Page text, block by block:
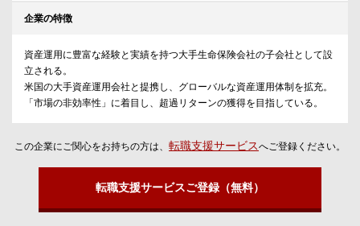
企業の特徴
資産運用に豊富な経験と実績を持つ大手生命保険会社の子会社として設
立される。
米国の大手資産運用会社と提携し、グローバルな資産運用体制を拡充。
「市場の非効率性」に着目し、超過リターンの獲得を目指している。
この企業にご関心をお持ちの方は、 転職支援サービスへご登録ください。
転職支援サービスご登録（無料）